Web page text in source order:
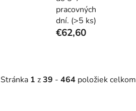
pracovných
dní. (>5 ks)
€62,60
Stránka 1 z39 - 464 položiek celkom